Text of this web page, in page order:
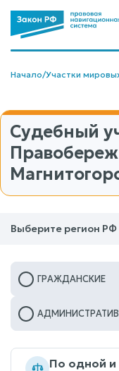
Начало/Участки
Судебный
Выберите регион РФ
ГРАЖДАНСКИЕ
По одной и